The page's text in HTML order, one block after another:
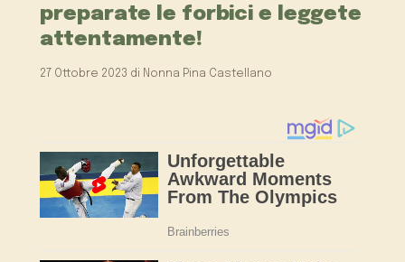
preparate le forbici e leggete
attentamente!
27 Ottobre 2023 di Nonna Pina Castellano